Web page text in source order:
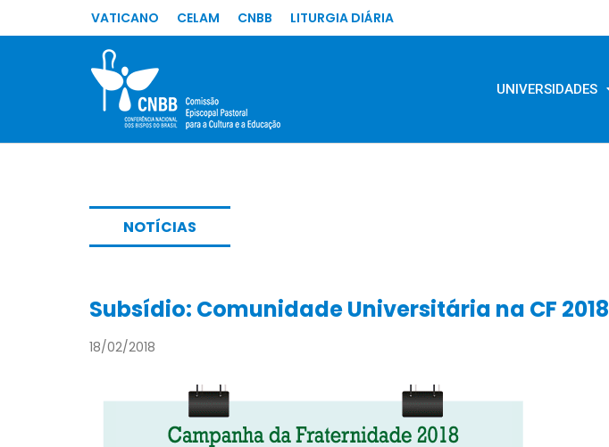
VATICANO CELAM CNBB LITURGIA DIÁRIA
UNIVERSIDADES
NOTÍCIAS
Subsídio: Comunidade Universitária na CF 2018
18/02/2018